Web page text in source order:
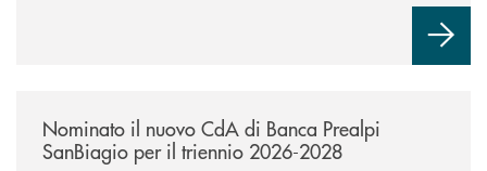
Nominato il nuovo CdA di Banca Prealpi
SanBiagio per il triennio 2026-2028